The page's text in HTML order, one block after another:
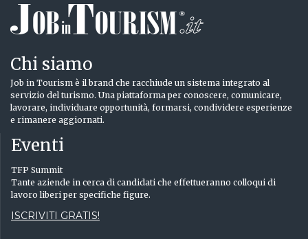
Chi siamo
Job in Tourism è il brand che racchiude un sistema integrato al
servizio del turismo. Una piattaforma per conoscere, comunicare,
lavorare, individuare opportunità, formarsi, condividere esperienze
e rimanere aggiornati.
Eventi
TFP Summit
Tante aziende in cerca di candidati che effettueranno colloqui di
lavoro liberi per specifiche figure.
ISCRIVITI GRATIS!